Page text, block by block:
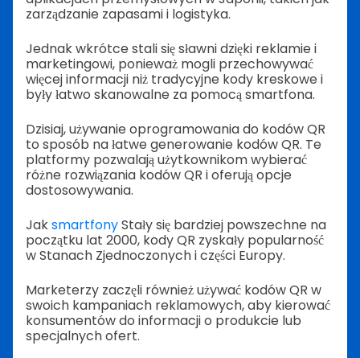
zarządzanie zapasami i logistyka.
Jednak wkrótce stali się sławni dzięki reklamie i
marketingowi, ponieważ mogli przechowywać
więcej informacji niż tradycyjne kody kreskowe i
były łatwo skanowalne za pomocą smartfona.
Dzisiaj, używanie oprogramowania do kodów QR
to sposób na łatwe generowanie kodów QR. Te
platformy pozwalają użytkownikom wybierać
różne rozwiązania kodów QR i oferują opcje
dostosowywania.
JaksmartfonyStały się bardziej powszechne na
początku lat 2000, kody QR zyskały popularność
w Stanach Zjednoczonych i części Europy.
Marketerzy zaczęli również używać kodów QR w
swoich kampaniach reklamowych, aby kierować
konsumentów do informacji o produkcie lub
specjalnych ofert.